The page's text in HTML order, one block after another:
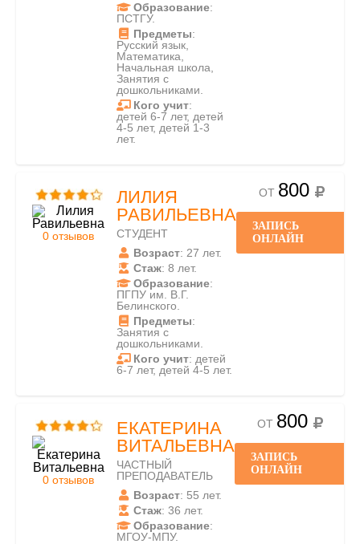
Образование:
ПСТГУ.
Предметы:
Русский язык,
Математика,
Начальная школа,
Занятия с
дошкольниками.
Кого учит:
детей 6-7 лет, детей
4-5 лет, детей 1-3
лет.
0 отзывов
ЛИЛИЯ
РАВИЛЬЕВНА
СТУДЕНТ
Возраст: 27 лет.
Стаж: 8 лет.
Образование:
ПГПУ им. В.Г.
Белинского.
Предметы:
Занятия с
дошкольниками.
Кого учит: детей
6-7 лет, детей 4-5 лет.
ОТ 800
ЗАПИСЬ
ОНЛАЙН
0 отзывов
ЕКАТЕРИНА
ВИТАЛЬЕВНА
ЧАСТНЫЙ
ПРЕПОДАВАТЕЛЬ
Возраст: 55 лет.
Стаж: 36 лет.
Образование:
МГОУ-МПУ.
ОТ 800
ЗАПИСЬ
ОНЛАЙН